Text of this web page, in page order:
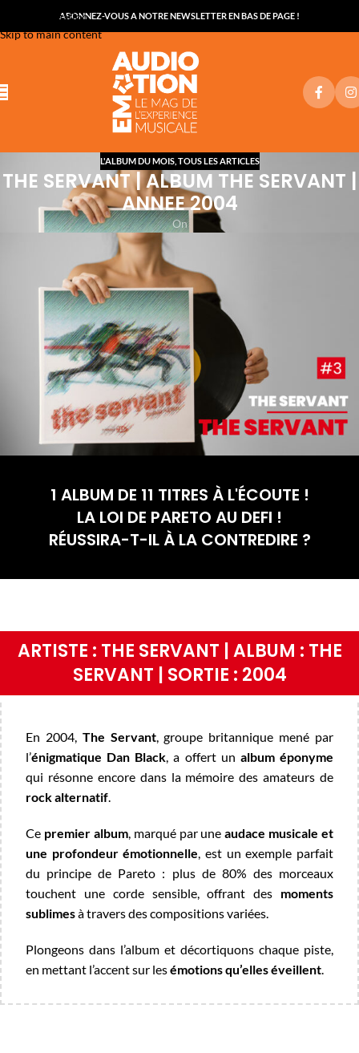
Skip to navigation
Skip to main content
ABONNEZ-VOUS A NOTRE NEWSLETTER EN BAS DE PAGE !
L'ALBUM DU MOIS, TOUS LES ARTICLES
THE SERVANT | ALBUM THE SERVANT |
ANNEE 2004
On
1 ALBUM DE 11 TITRES À L'ÉCOUTE !
LA LOI DE PARETO AU DEFI !
RÉUSSIRA-T-IL À LA CONTREDIRE ?
ARTISTE : THE SERVANT | ALBUM : THE
SERVANT | SORTIE : 2004
En 2004, The Servant, groupe britannique mené par
l’énigmatique Dan Black, a offert un album éponyme
qui résonne encore dans la mémoire des amateurs de
rock alternatif.
Ce premier album, marqué par uneaudace musicale et
une profondeur émotionnelle, est un exemple parfait
du principe de Pareto : plus de 80% des morceaux
touchent une corde sensible, offrant des moments
sublimesà travers des compositions variées.
Plongeons dans l’album et décortiquons chaque piste,
en mettant l’accent sur lesémotions qu’elles éveillent.